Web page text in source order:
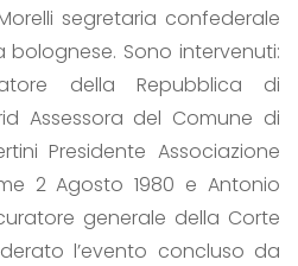
segretaria confederale
bolognese. Sono intervenuti:
della Repubblica di
Assessora del Comune di
Presidente Associazione
2 Agosto 1980 e Antonio
generale della Corte
l’evento concluso da